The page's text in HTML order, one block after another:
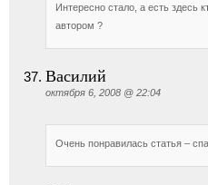
Интересно стало, а есть здесь
автором ?
Василий
октября 6, 2008 @ 22:04
Очень понравилась статья –